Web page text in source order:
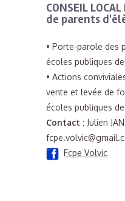
CONSEIL
de parents
• Porte-parole des
écoles publiques
• Actions
vente et levée de
écoles publiques
Contact : Julien
Fcpe Volvic